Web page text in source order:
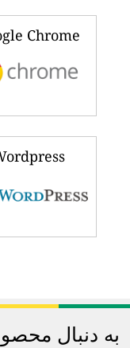
Chrome
به دنبال